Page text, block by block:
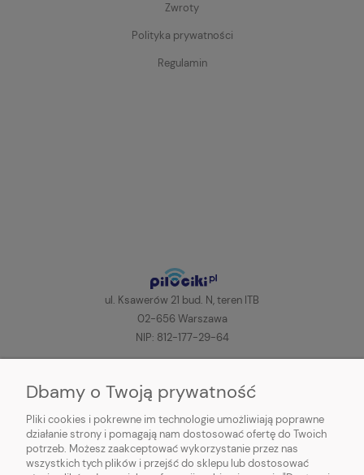
Zwroty
Polityka prywatności
Regulamin
ul. Ksawerów 21 bud. N, teren ITB
02-656 Warszawa
NIP: 812-177-29-64
sklep@pilociki.pl
Odbiór osobistyjest tymczasowo NIEDOSTĘPNY!
Dbamy o Twoją prywatność
Pliki cookies i pokrewne im technologie umożliwiają poprawne
działanie strony i pomagają nam dostosować ofertę do Twoich
potrzeb. Możesz zaakceptować wykorzystanie przez nas
wszystkich tych plików i przejść do sklepu lub dostosować